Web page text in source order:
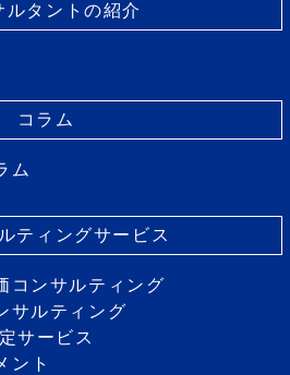
ルタントの紹介
コラム
ム
ティングサービス
コンサルティング
サルティング
サービス
ント